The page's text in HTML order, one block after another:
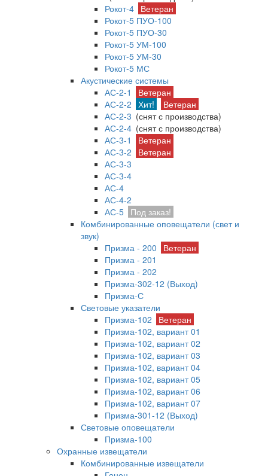
Рокот-4 Ветеран
Рокот-5 ПУО-100
Рокот-5 ПУО-30
Рокот-5 УМ-100
Рокот-5 УМ-30
Рокот-5 МС
Акустические системы
АС-2-1
Ветеран
АС-2-2 Хит!
Ветеран
АС-2-3 (снят с производства)
АС-2-4 (снят с производства)
АС-3-1
Ветеран
АС-3-2
Ветеран
АС-3-3
АС-3-4
АС-4
АС-4-2
АС-5 Под заказ!
Комбинированные оповещатели (свет и
звук)
Призма - 200
Ветеран
Призма - 201
Призма - 202
Призма-302-12 (Выход)
Призма-С
Световые указатели
Призма-102
Ветеран
Призма-102, вариант 01
Призма-102, вариант 02
Призма-102, вариант 03
Призма-102, вариант 04
Призма-102, вариант 05
Призма-102, вариант 06
Призма-102, вариант 07
Призма-301-12 (Выход)
Световые оповещатели
Призма-100
Охранные извещатели
Комбинированные извещатели